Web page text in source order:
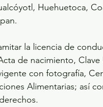
Huehuetoca,
la licencia de
de nacimiento,
con fotografía,
Alimentarias; así